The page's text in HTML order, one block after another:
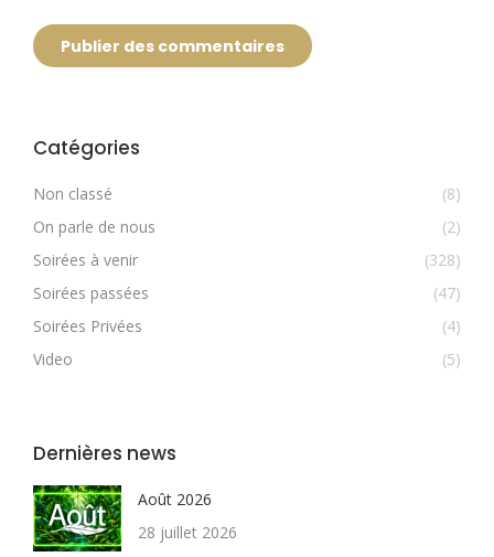
Publier des commentaires
Catégories
Non classé
(8)
On parle de nous
(2)
Soirées à venir
(328)
Soirées passées
(47)
Soirées Privées
(4)
Video
(5)
Dernières news
Août 2026
28 juillet 2026